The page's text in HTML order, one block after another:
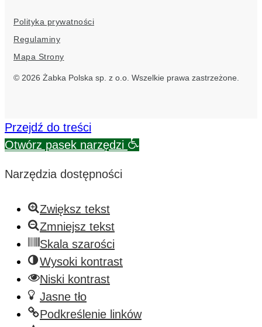
© 2026 Żabka Polska sp. z o.o. Wszelkie prawa zastrzeżone.
link
Polityka prywatności
Regulaminy
Mapa Strony
Przejdź do treści
Otwórz pasek narzędzi
Narzędzia dostępności
Zwiększ tekst
Zmniejsz tekst
Skala szarości
Wysoki kontrast
Niski kontrast
Jasne tło
Podkreślenie linków